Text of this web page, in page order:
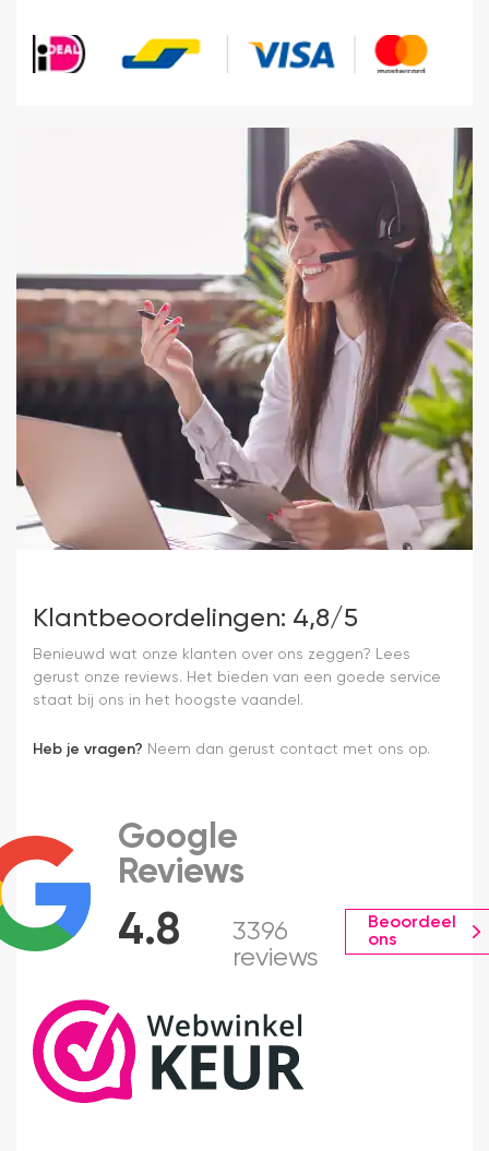
Klantbeoordelingen: 4,8/5
Benieuwd wat onze klanten over ons zeggen? Lees
gerust onze reviews. Het bieden van een goede service
staat bij ons in het hoogste vaandel.
Heb je vragen? Neem dan gerust contact met ons op.
4.8
Google
Reviews
3396
reviews
Beoordeel
ons